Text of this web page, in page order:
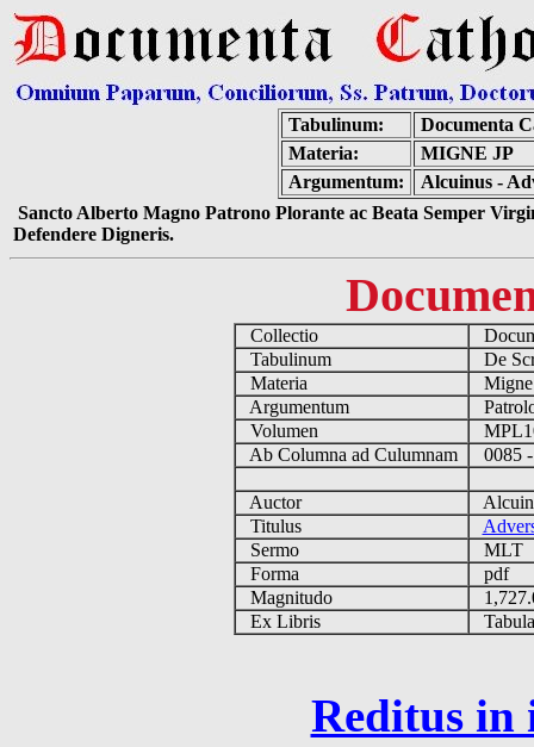
Tabulinum:
Documenta
Materia:
MIGNE JP
Argumentum:
Alcuinus -
Sancto Alberto Magno Patrono Plorante ac Beata Semper
Defendere Digneris.
Collectio
Tabulinum
De
Materia
Argumentum
Volumen
Ab Columna ad Culumnam
0085
Auctor
Titulus
Sermo
MLT
Forma
pdf
Magnitudo
Ex Libris
Reditus in